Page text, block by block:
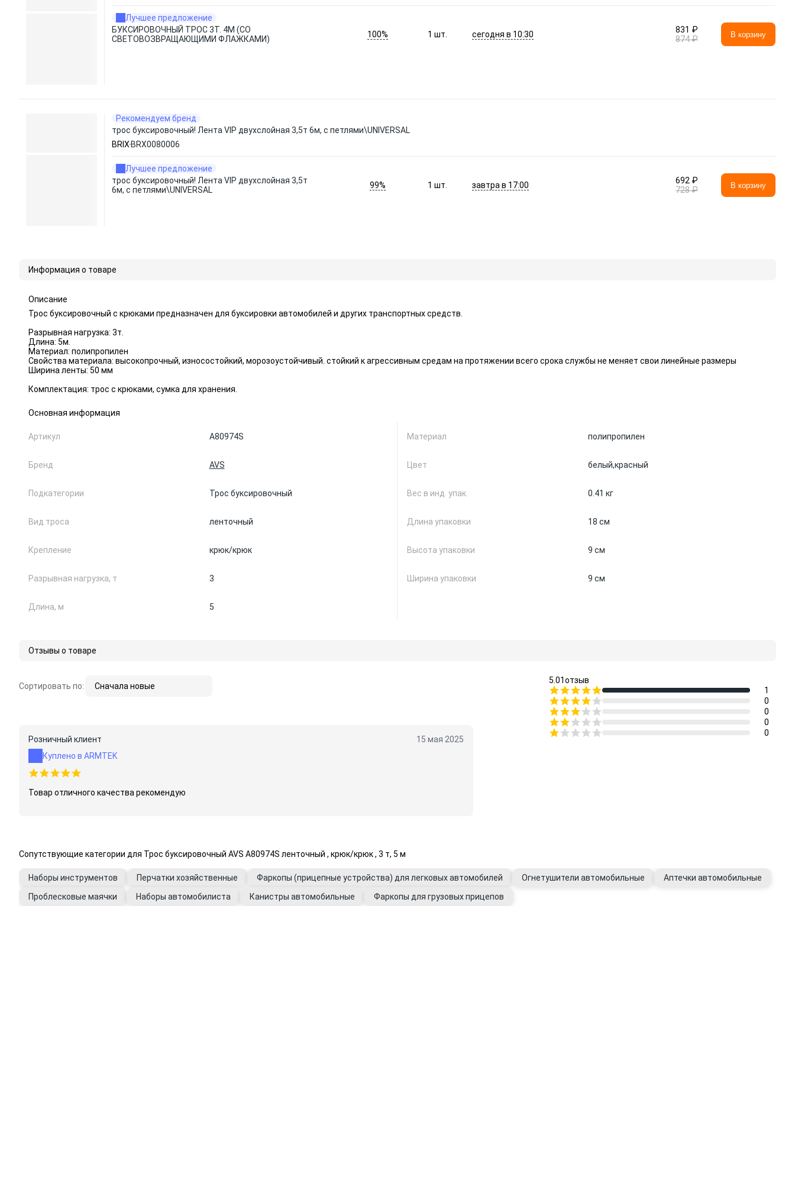
Лучшее предложение
БУКСИРОВОЧНЫЙ ТРОС 3Т. 4М (СО
СВЕТОВОЗВРАЩАЮЩИМИ ФЛАЖКАМИ)
100% 1шт. сегодня в 10:30
831 ₽
874 ₽
В корзину
Рекомендуем бренд
трос буксировочный! Лента VIP двухслойная 3,5т 6м, с петлями\UNIVERSAL
BRIX BRX0080006
Лучшее предложение
трос буксировочный! Лента VIP двухслойная 3,5т
6м, с петлями\UNIVERSAL
99% 1шт. завтра в 17:00
692 ₽
728 ₽
В корзину
Информация о товаре
Описание
Трос буксировочный с крюками предназначен для буксировки автомобилей и других транспортных средств.
Разрывная нагрузка: 3т.
Длина: 5м.
Материал: полипропилен
Свойства материала: высокопрочный, износостойкий, морозоустойчивый. стойкий к агрессивным средам на протяжении всего срока службы не меняет свои линейные размеры
Ширина ленты: 50 мм
Комплектация: трос с крюками, сумка для хранения.
Основная информация
Артикул A80974S
Бренд AVS
Подкатегории Трос буксировочный
Вид троса ленточный
Крепление крюк/крюк
Разрывная нагрузка, т 3
Длина, м 5
Материал полипропилен
Цвет белый,красный
Вес в инд. упак. 0.41 кг
Длина упаковки 18 см
Высота упаковки 9 см
Ширина упаковки 9 см
Отзывы о товаре
5.01отзыв
1
0
0
0
0
Сортировать по: Сначала новые
Розничный клиент
15 мая 2025
Куплено в ARMTEK
Товар отличного качества рекомендую
Сопутствующие категории для Трос буксировочный AVS A80974S ленточный , крюк/крюк , 3 т, 5 м
Наборы инструментов Перчатки хозяйственные Фаркопы (прицепные устройства) для легковых автомобилей Огнетушители автомобильные
Аптечки автомобильные
Проблесковые маячки
Наборы автомобилиста Канистры автомобильные Фаркопы для грузовых прицепов